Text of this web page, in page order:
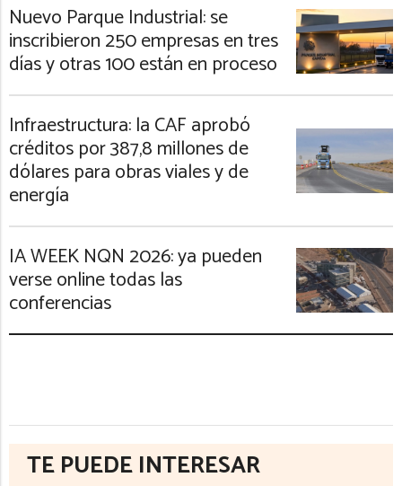
Nuevo Parque Industrial: se
inscribieron 250 empresas en tres
días y otras 100 están en proceso
Infraestructura: la CAF aprobó
créditos por 387,8 millones de
dólares para obras viales y de
energía
IA WEEK NQN 2026: ya pueden
verse online todas las
conferencias
TE PUEDE INTERESAR